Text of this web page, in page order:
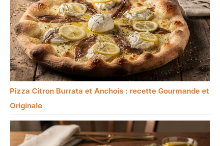
Pizza Citron Burrata et Anchois : recette Gourmande et
Originale